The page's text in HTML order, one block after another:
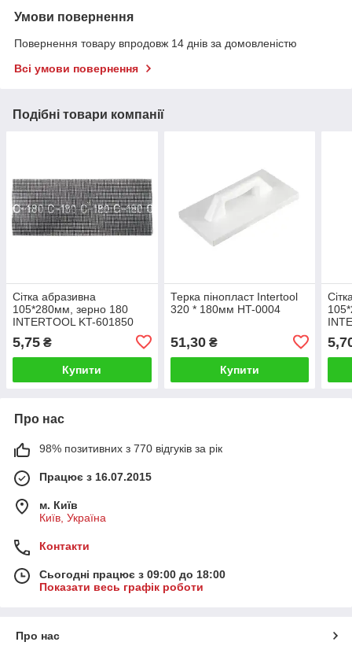
Умови повернення
Повернення товару впродовж 14 днів за домовленістю
Всі умови повернення
Подібні товари компанії
Сітка абразивна
105*280мм, зерно 180
INTERTOOL KT-601850
5,75 ₴
Купити
Терка пінопласт Intertool
320 * 180мм HT-0004
51,30₴
Купити
Про нас
98% позитивних з 770 відгуків за рік
Працює з 16.07.2015
м. Київ
Київ, Україна
Контакти
Сьогодні працює з 09:00 до 18:00
Показати весь графік роботи
Про нас